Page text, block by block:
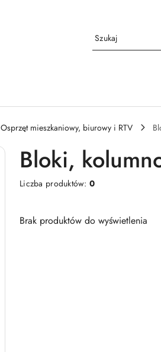
Osprzęt mieszkaniowy, biurowy i RTV
Bloki,
Liczba produktów:0
Brak produktów do wyświetlenia